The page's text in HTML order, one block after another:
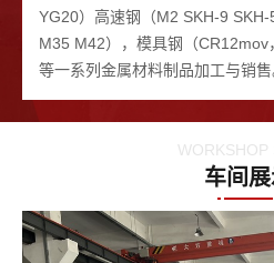
YG20）高速钢（M2 SKH-9
M35 M42），模具钢（CR12mov
等一系列金属材料制品加工与销售
WORKSHOP
车间